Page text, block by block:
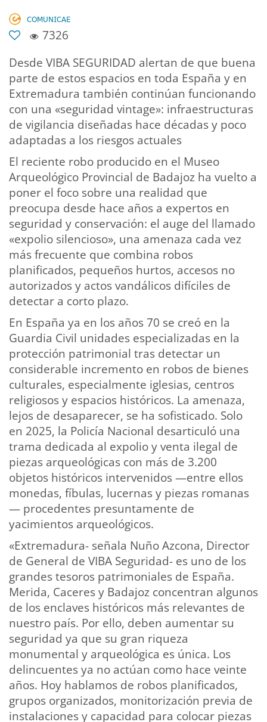
𝖢𝖮𝖬𝖴𝖭𝖨𝖢𝖠𝖤
7326
Desde VIBA SEGURIDAD alertan de que buena
parte de estos espacios en toda España y en
Extremadura también continúan funcionando
con una «seguridad vintage»: infraestructuras
de vigilancia diseñadas hace décadas y poco
adaptadas a los riesgos actuales
El reciente robo producido en el Museo
Arqueológico Provincial de Badajoz ha vuelto a
poner el foco sobre una realidad que
preocupa desde hace años a expertos en
seguridad y conservación: el auge del llamado
«expolio silencioso», una amenaza cada vez
más frecuente que combina robos
planificados, pequeños hurtos, accesos no
autorizados y actos vandálicos difíciles de
detectar a corto plazo.
En España ya en los años 70 se creó en la
Guardia Civil unidades especializadas en la
protección patrimonial tras detectar un
considerable incremento en robos de bienes
culturales, especialmente iglesias, centros
religiosos y espacios históricos. La amenaza,
lejos de desaparecer, se ha sofisticado. Solo
en 2025, la Policía Nacional desarticuló una
trama dedicada al expolio y venta ilegal de
piezas arqueológicas con más de 3.200
objetos históricos intervenidos —entre ellos
monedas, fíbulas, lucernas y piezas romanas
— procedentes presuntamente de
yacimientos arqueológicos.
«Extremadura- señala Nuño Azcona, Director
de General de VIBA Seguridad- es uno de los
grandes tesoros patrimoniales de España.
Merida, Caceres y Badajoz concentran algunos
de los enclaves históricos más relevantes de
nuestro país. Por ello, deben aumentar su
seguridad ya que su gran riqueza
monumental y arqueológica es única. Los
delincuentes ya no actúan como hace veinte
años. Hoy hablamos de robos planificados,
grupos organizados, monitorización previa de
instalaciones y capacidad para colocar piezas